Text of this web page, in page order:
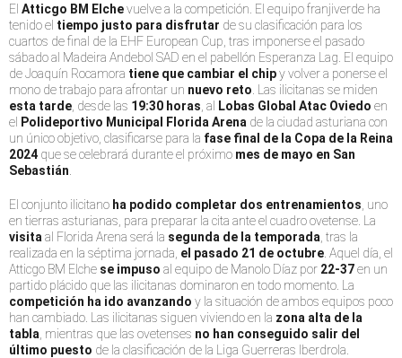
El Atticgo BM Elchevuelve a la competición. El equipo franjiverde ha
tenido el tiempo justo para disfrutar de su clasificación para los
cuartos de final de la EHF European Cup, tras imponerse el pasado
sábado al Madeira Andebol SAD en el pabellón Esperanza Lag. El equipo
de Joaquín Rocamora tiene que cambiar el chipy volver a ponerse el
mono de trabajo para afrontar un nuevo reto . Las ilicitanas se miden
esta tarde , desde las 19:30 horas , al Lobas Global Atac Oviedo en
el Polideportivo Municipal Florida Arena de la ciudad asturiana con
un único objetivo, clasificarse para la fase final de la Copa de la Reina
2024 que se celebrará durante el próximo mes de mayo en San
Sebastián
El conjunto ilicitano ha podido completar dos entrenamientos , uno
en tierras asturianas, para preparar la cita ante el cuadro ovetense. La
visita al Florida Arena será la segunda de la temporada , tras la
realizada en la séptima jornada, el pasado 21 de octubre . Aquel día, el
Atticgo BM Elche se impuso al equipo de Manolo Díaz por 22-37en un
partido plácido que las ilicitanas dominaron en todo momento. La
competición ha ido avanzando y la situación de ambos equipos poco
han cambiado. Las ilicitanas siguen viviendo en la zona alta de la
tabla , mientras que las ovetenses no han conseguido salir del
último puesto de la clasificación de la Liga Guerreras Iberdrola.